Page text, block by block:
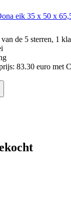
eik 35 x 50 x
de 5 sterren, 1
83.30 euro met